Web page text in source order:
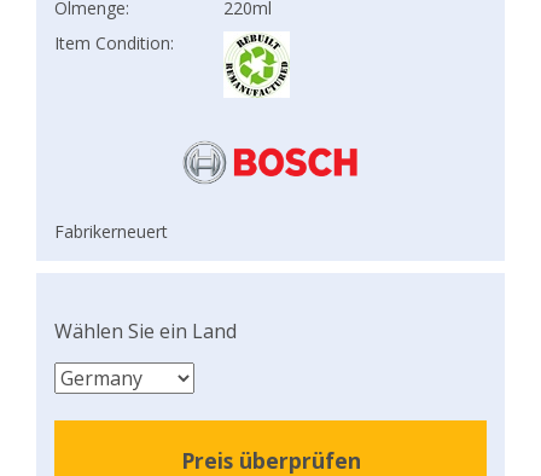
Ölmenge:
220ml
Item Condition:
Fabrikerneuert
Wählen Sie ein Land
Preis überprüfen